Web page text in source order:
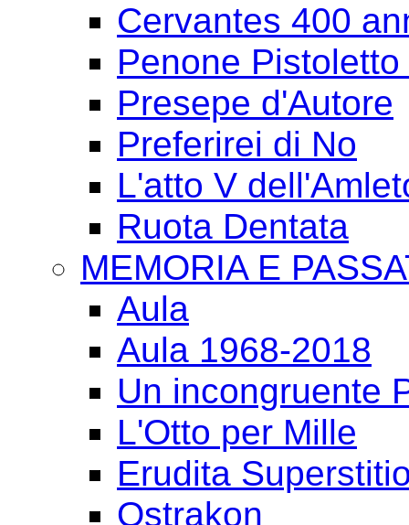
Cervantes 400
Penone
Presepe d'Autore
Preferirei di No
L'atto V
Ruota Dentata
MEMORIA E
Aula
Aula 1968-2018
Un incongruente
L'Otto per Mille
Erudita
Ostrakon